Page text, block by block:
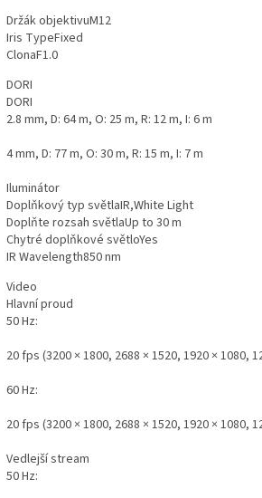
Držák objektivuM12
Iris TypeFixed
ClonaF1.0
DORI
DORI
2.8 mm, D: 64 m, O: 25 m, R: 12 m, I: 6 m
4 mm, D: 77 m, O: 30 m, R: 15 m, I: 7 m
Iluminátor
Doplňkový typ světlaIR,White Light
Doplňte rozsah světlaUp to 30 m
Chytré doplňkové světloYes
IR Wavelength850 nm
Video
Hlavní proud
50 Hz:
20 fps (3200 × 1800, 2688 × 1520, 1920 × 1080,
60 Hz:
20 fps (3200 × 1800, 2688 × 1520, 1920 × 1080,
Vedlejší stream
50 Hz: